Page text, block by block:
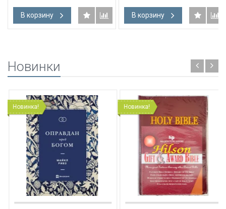
В корзину В корзину
Новинки
Новинка! Новинка!